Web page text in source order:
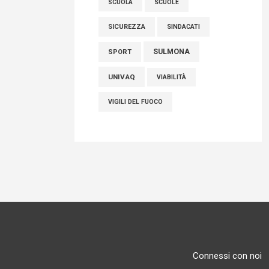
SCUOLA SCUOLE
SICUREZZA SINDACATI
SPORT SULMONA
UNIVAQ VIABILITÀ
VIGILI DEL FUOCO
Connessi con noi